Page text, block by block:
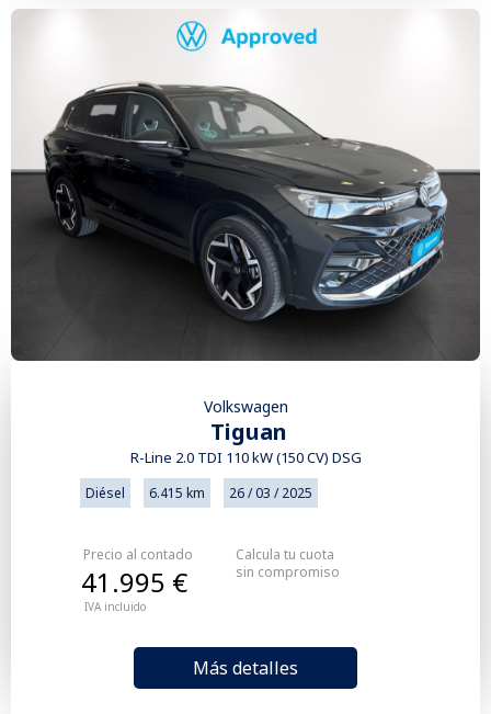
Volkswagen
Tiguan
R-Line 2.0 TDI 110 kW (150 CV) DSG
Diésel 6.415 km 26 / 03 / 2025
Precio al contado
IVA incluido
41.995 €
Más detalles
Calcula tu cuota
sin compromiso